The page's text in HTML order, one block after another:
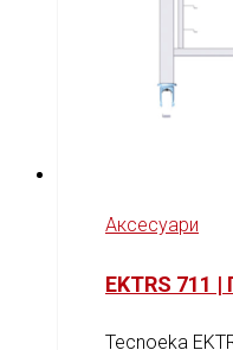
Аксесуари
EKTRS 711
Tecnoeka